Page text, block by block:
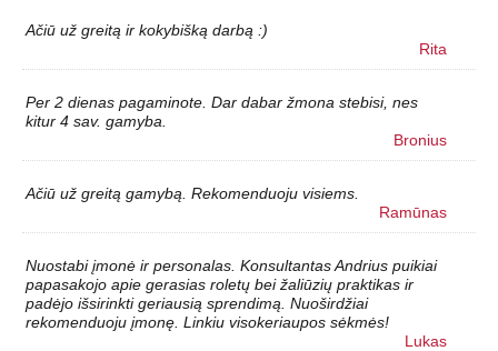
Ačiū už greitą ir kokybišką darbą :)
Rita
Per 2 dienas pagaminote. Dar dabar žmona stebisi, nes
kitur 4 sav. gamyba.
Bronius
Ačiū už greitą gamybą. Rekomenduoju visiems.
Ramūnas
Nuostabi įmonė ir personalas. Konsultantas Andrius puikiai
papasakojo apie gerasias roletų bei žaliūzių praktikas ir
padėjo išsirinkti geriausią sprendimą. Nuoširdžiai
rekomenduoju įmonę. Linkiu visokeriaupos sėkmės!
Lukas